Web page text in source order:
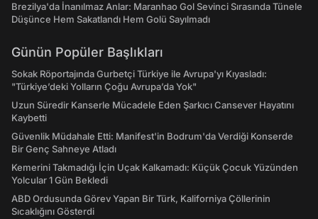
Brezilya'da İnanılmaz Anlar: Maranhao Gol Sevinci Sırasında Tünele
Düşünce Hem Sakatlandı Hem Golü Sayılmadı
Günün Popüler Başlıkları
Sokak Röportajında Gurbetçi Türkiye ile Avrupa'yı Kıyasladı:
"Türkiye’deki Yolların Çoğu Avrupa’da Yok"
Uzun Süredir Kanserle Mücadele Eden Şarkıcı Cansever Hayatını
Kaybetti
Güvenlik Müdahale Etti: Manifest'in Bodrum'da Verdiği Konserde
Bir Genç Sahneye Atladı
Kemerini Takmadığı İçin Uçak Kalkamadı: Küçük Çocuk Yüzünden
Yolcular 1 Gün Bekledi
ABD Ordusunda Görev Yapan Bir Türk, Kaliforniya Çöllerinin
Sıcaklığını Gösterdi